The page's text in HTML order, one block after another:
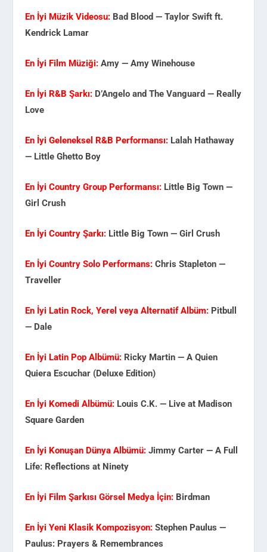
En İyi Müzik Videosu: Bad Blood — Taylor Swift ft.
Kendrick Lamar
En İyi Film Müziği: Amy — Amy Winehouse
En İyi R&B Şarkı: D’Angelo and The Vanguard — Really
Love
En İyi Geleneksel R&B Performansı: Lalah Hathaway
— Little Ghetto Boy
En İyi Country Group Performansı: Little Big Town —
Girl Crush
En İyi Country Şarkı: Little Big Town — Girl Crush
En İyi Country Solo Performans: Chris Stapleton —
Traveller
En İyi Latin Rock, Yerel veya Alternatif Albüm: Pitbull
— Dale
En İyi Latin Pop Albümü: Ricky Martin — A Quien
Quiera Escuchar (Deluxe Edition)
En İyi Komedi Albümü: Louis C.K. — Live at Madison
Square Garden
En İyi Konuşan Dünya Albümü: Jimmy Carter — A Full
Life: Reflections at Ninety
En İyi Film Şarkısı Görsel Medya İçin: Birdman
En İyi Yeni Klasik Kompozisyon: Stephen Paulus —
Paulus: Prayers & Remembrances